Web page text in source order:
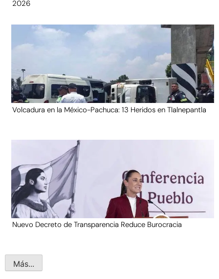
2026
Volcadura en la México-Pachuca: 13 Heridos en Tlalnepantla
Nuevo Decreto de Transparencia Reduce Burocracia
Más...